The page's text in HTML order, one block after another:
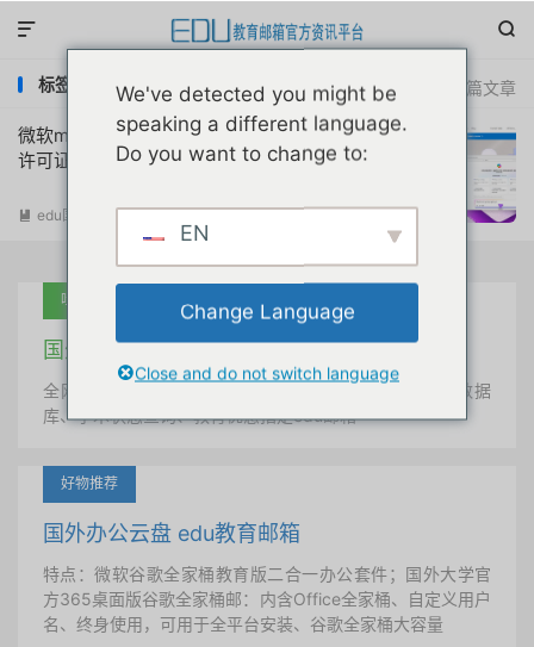


共 1 篇文章
标签：office365 A3/A5许可证可免费用Copilot
微软microsoft 365版copilot对拥有A3/A5
许可证的高校4月1日免费使用
 edu国外优惠 阅读(3655)
吐血推荐
国外学术美国 edu教育邮箱
全网唯一首发、自定义用户名、终身使用、学术文献数据
库、学术状态查询、教育优惠指定edu邮箱
好物推荐
国外办公云盘 edu教育邮箱
特点：微软谷歌全家桶教育版二合一办公套件；国外大学官
方365桌面版谷歌全家桶邮：内含Office全家桶、自定义用户
名、终身使用，可用于全平台安装、谷歌全家桶大容量
We've detected you might be
speaking a different language.
Do you want to change to:
EN
Change Language
Close and do not switch language